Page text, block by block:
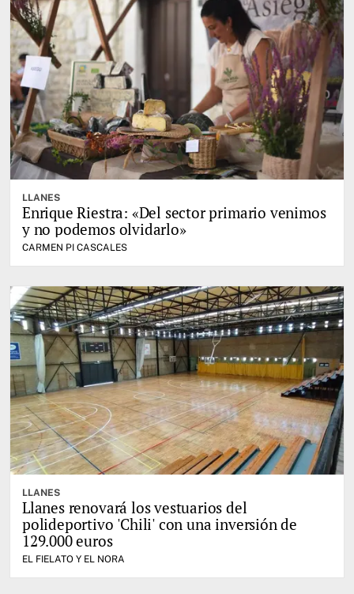
LLANES
Enrique Riestra: «Del sector primario venimos
y no podemos olvidarlo»
CARMEN PI CASCALES
LLANES
Llanes renovará los vestuarios del
polideportivo 'Chili' con una inversión de
129.000 euros
EL FIELATO Y EL NORA